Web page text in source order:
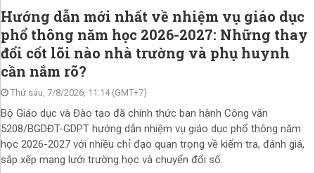
Hướng dẫn mới nhất về nhiệm vụ giáo dục
phổ thông năm học 2026-2027: Những thay
đổi cốt lõi nào nhà trường và phụ huynh
cần nắm rõ?
Thứ sáu, 7/8/2026, 11:14 (GMT+7)
Bộ Giáo dục và Đào tạo đã chính thức ban hành Công văn
5208/BGDĐT-GDPT hướng dẫn nhiệm vụ giáo dục phổ thông năm
học 2026-2027 với nhiều chỉ đạo quan trọng về kiểm tra, đánh giá,
sắp xếp mạng lưới trường học và chuyển đổi số.